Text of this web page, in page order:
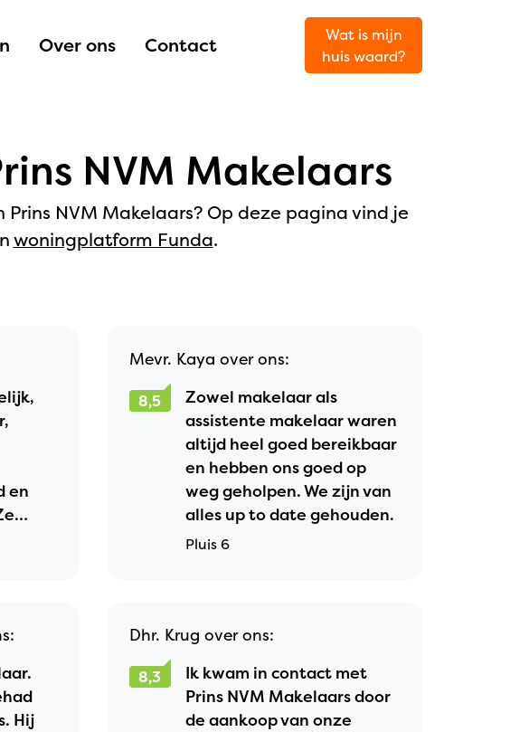
Over ons Contact
Wat is mijn
huis waard?
NVM Makelaars
NVM Makelaars? Op deze pagina vind je
woningplatform Funda.
en
Mevr. Kaya over ons:
8,5
Zowel makelaar als
assistente makelaar waren
altijd heel goed bereikbaar
en hebben ons goed op
weg geholpen. We zijn van
alles up to date gehouden.
Pluis 6
Hij
Dhr. Krug over ons:
8,3
Ik kwam in contact met
Prins NVM Makelaars door
de aankoop van onze